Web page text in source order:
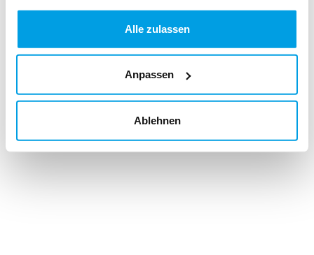
Alle zulassen
Anpassen
Ablehnen